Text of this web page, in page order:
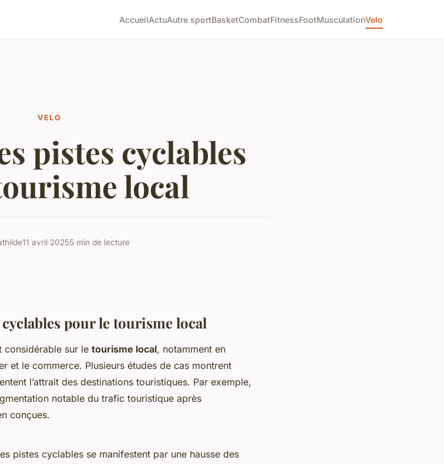
AccueilActuAutre sportBasketCombatFitnessFootMusculationVelo
VELO
pistes cyclables
local
11 avril 20255 min de lecture
pour le tourisme local
considérable sur le tourisme local, notamment en
et le commerce. Plusieurs études de cas montrent
l’attrait des destinations touristiques. Par exemple,
notable du trafic touristique après
conçues.
pistes cyclables se manifestent par une hausse des